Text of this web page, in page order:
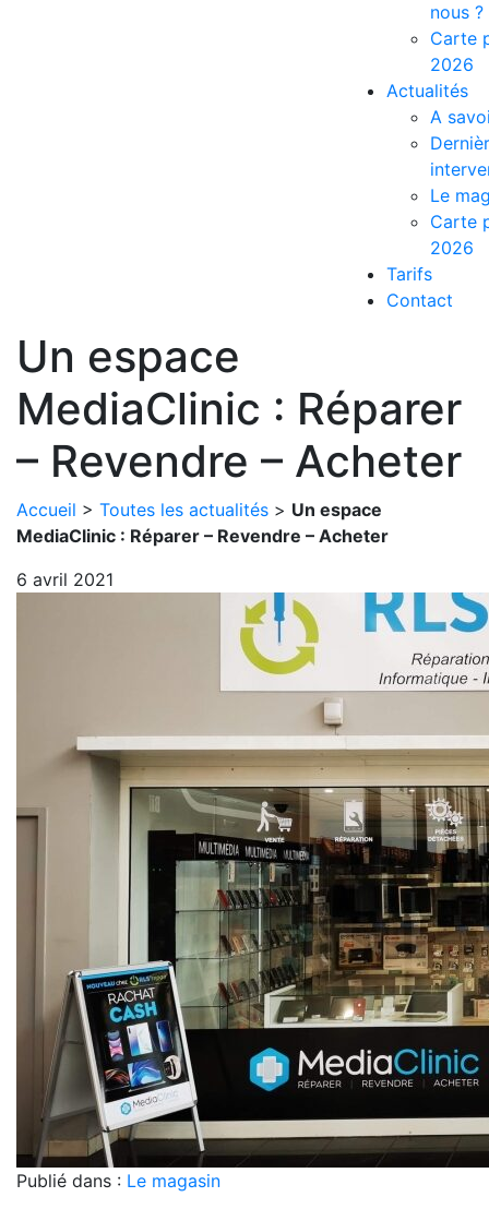
nous ?
Carte
2026
Actualités
A
Le
Carte
2026
Tarifs
Contact
Un espace
MediaClinic : Réparer
– Revendre – Acheter
Accueil > Toutes les actualités > Un espace
MediaClinic : Réparer – Revendre – Acheter
6 avril 2021
Publié dans : Le magasin